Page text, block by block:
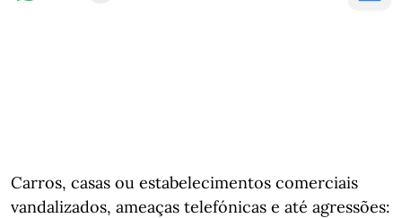
Carros, casas ou estabelecimentos comerciais
vandalizados, ameaças telefónicas e até agressões: